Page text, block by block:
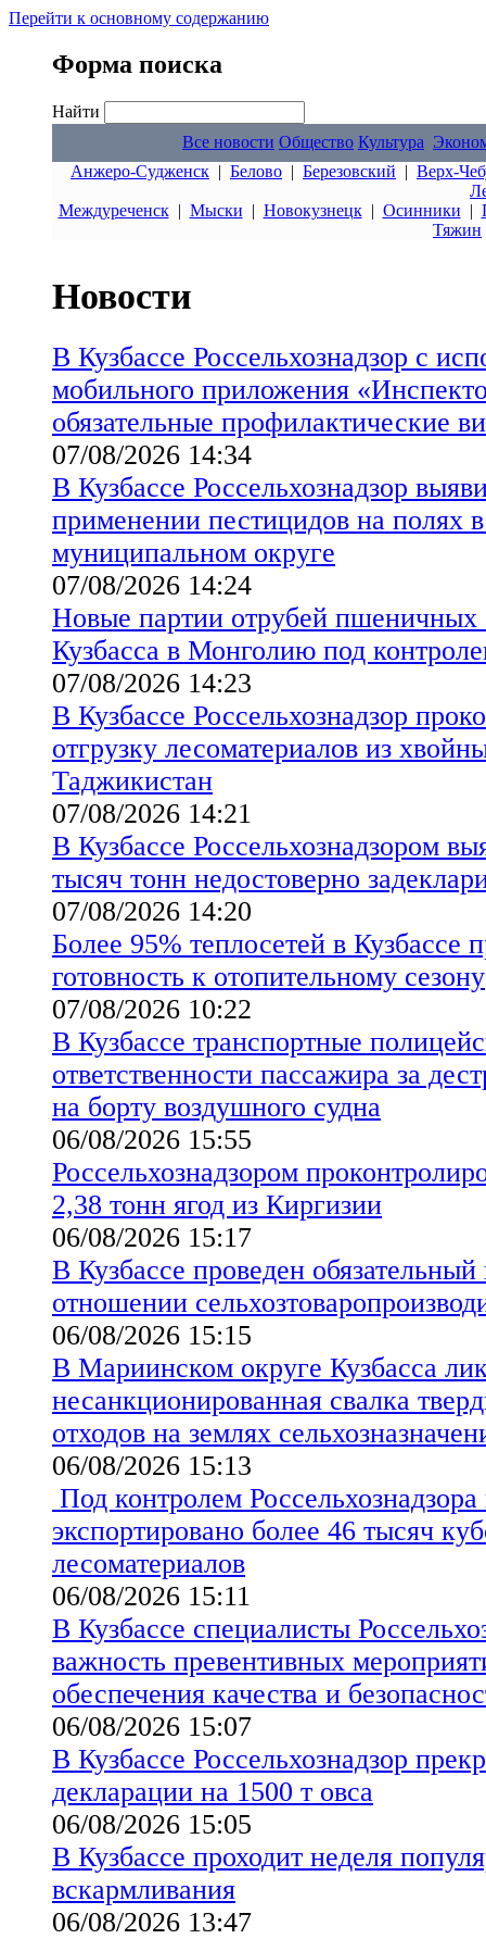
Перейти к основному содержанию
Форма поиска
Найти
Все новости Общество Культура
Анжеро-Судженск | Белово | Березовский | Верх-
Междуреченск| Мыски | Новокузнецк| Осинники |
Тяжин
Новости
В Кузбассе Россельхознадзор с
мобильного приложения
обязательные профилактические
07/08/2026 14:34
В Кузбассе Россельхознадзор
применении пестицидов на полях
муниципальном округе
07/08/2026 14:24
Новые партии отрубей пшеничных
Кузбасса в Монголию под
07/08/2026 14:23
В Кузбассе Россельхознадзор
отгрузку лесоматериалов из
Таджикистан
07/08/2026 14:21
В Кузбассе Россельхознадзором
тысяч тонн недостоверно
07/08/2026 14:20
Более 95% теплосетей в Кузбассе
готовность к отопительному сезону
07/08/2026 10:22
В Кузбассе транспортные
ответственности пассажира за
на борту воздушного судна
06/08/2026 15:55
Россельхознадзором
2,38 тонн ягод из Киргизии
06/08/2026 15:17
В Кузбассе проведен
отношении
06/08/2026 15:15
В Мариинском округе Кузбасса
несанкционированная свалка
отходов на землях
06/08/2026 15:13
Под контролем Россельхознадзора
экспортировано более 46 тысяч
лесоматериалов
06/08/2026 15:11
В Кузбассе специалисты
важность превентивных
обеспечения качества и
06/08/2026 15:07
В Кузбассе Россельхознадзор
декларации на 1500 т овса
06/08/2026 15:05
В Кузбассе проходит неделя
вскармливания
06/08/2026 13:47